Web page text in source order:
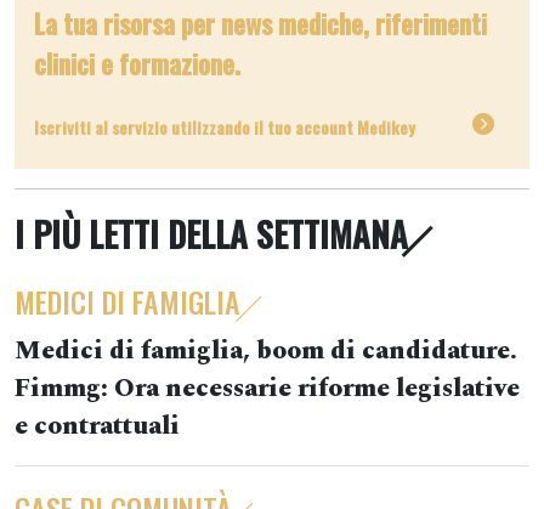
La tua risorsa per news mediche, riferimenti
clinici e formazione.
Iscriviti al servizio utilizzando il tuo account Medikey
I PIÙ LETTI DELLA SETTIMANA
MEDICI DI FAMIGLIA
Medici di famiglia, boom di candidature.
Fimmg: Ora necessarie riforme legislative
e contrattuali